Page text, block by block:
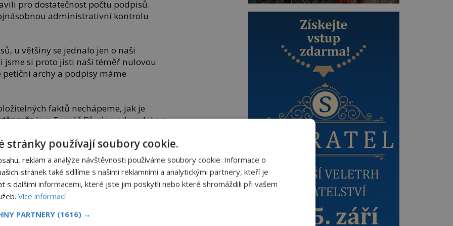
pro dostatečnost počtu podpisů.
administrativní kontrolu
u většiny se jednalo jen o naši
jsme si proto jisti naší téměř nulovou
archy a podpisy máme
faktů nechápeme, jak je
že Ing. Tomáš Březina odevzdal na
Je to lživá informace.
o manipulaci MV ČR nebo o
médií.
tzv. chybovost podpisů předaných Ing.
29 %, jak je uvedeno v
stránky používají soubory cookie.
reklam a analýze návštěvnosti používáme soubory cookie. Informace o
stránek také sdílíme s našimi reklamními a analytickými partnery, kteří je
s dalšími informacemi, které jste jim poskytli nebo které shromáždili při vašem
Více informací
PARTNERY (1616) →